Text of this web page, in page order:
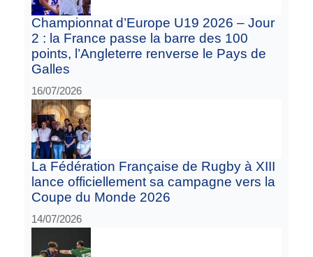
Championnat d’Europe U19 2026 – Jour
2 : la France passe la barre des 100
points, l’Angleterre renverse le Pays de
Galles
16/07/2026
La Fédération Française de Rugby à XIII
lance officiellement sa campagne vers la
Coupe du Monde 2026
14/07/2026